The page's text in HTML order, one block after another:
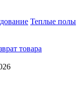
Теплые полы
товара